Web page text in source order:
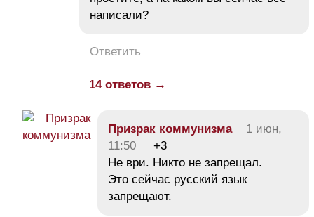
написали?
Ответить
14 ответов →
Призрак коммунизма
1 июн,
11:50
+3
Не ври. Никто не запрещал.
Это сейчас русский язык
запрещают.